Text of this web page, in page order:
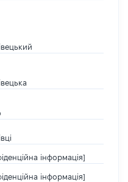
інформація]
інформація]